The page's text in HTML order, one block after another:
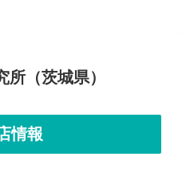
（茨城県）
情報